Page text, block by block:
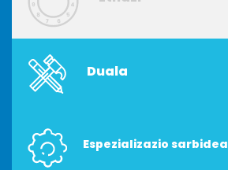
Duala
Espezializazio sarbidea